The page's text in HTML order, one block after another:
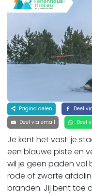
Pagina delen Deel
Deel via email
Deel
Je kent het vast: je
een blauwe piste en
wil je geen paden vol
rode of zwarte
branden. Jij bent toe